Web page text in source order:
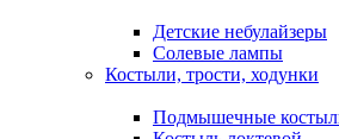
Детские небулайзеры
Солевые лампы
Костыли, трости, ходунки
Подмышечные